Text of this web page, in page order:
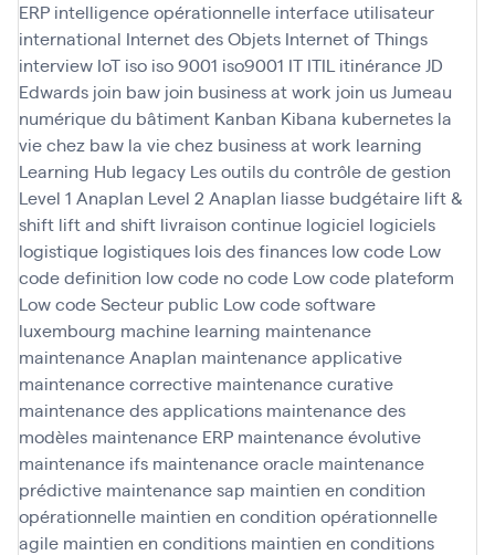
ERP intelligence opérationnelle interface utilisateur
international Internet des Objets Internet of Things
interview IoT iso iso 9001 iso9001 IT ITIL itinérance JD
Edwards join baw join business at work join us Jumeau
numérique du bâtiment Kanban Kibana kubernetes la
vie chez baw la vie chez business at work learning
Learning Hub legacy Les outils du contrôle de gestion
Level 1 Anaplan Level 2 Anaplan liasse budgétaire lift &
shift lift and shift livraison continue logiciel logiciels
logistique logistiques lois des finances low code Low
code definition low code no code Low code plateform
Low code Secteur public Low code software
luxembourg machine learning maintenance
maintenance Anaplan maintenance applicative
maintenance corrective maintenance curative
maintenance des applications maintenance des
modèles maintenance ERP maintenance évolutive
maintenance ifs maintenance oracle maintenance
prédictive maintenance sap maintien en condition
opérationnelle maintien en condition opérationnelle
agile maintien en conditions maintien en conditions